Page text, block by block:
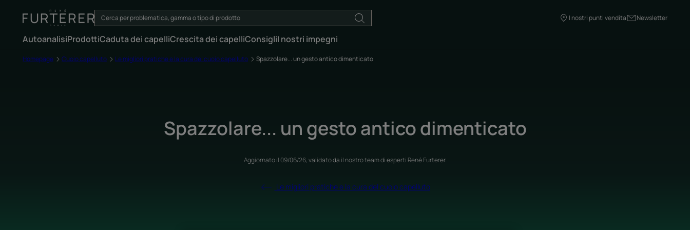
I nostri punti vendita Newsletter
AutoanalisiProdottiCaduta dei capelliCrescita dei capelliConsigliI nostri impegni
Homepage Cuoio capelluto Le migliori pratiche e la cura del cuoio capelluto Spazzolare... un gesto antico dimenticato
Spazzolare... un gesto antico dimenticato
Aggiornato il 09/06/26, validato da il nostro team di esperti René Furterer.
Le migliori pratiche e la cura del cuoio capelluto